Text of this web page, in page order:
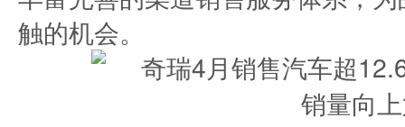
触的机会。